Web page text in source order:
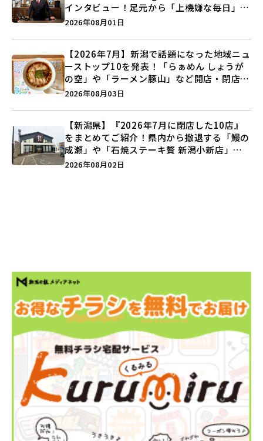
インタビュー！足元から「上機嫌な毎日」を
つくる装いの提案とは？
2026年08月01日
【2026年7月】新潟で話題になった地域ニュ
ーストップ10を発表！「らぁめん しょうが
の空」や「ラーメン豚山」など開店・閉店の
注目記事をランキングでご紹介♪
2026年08月03日
【新潟県】『2026年7月に閉店した10店』
をまとめてご紹介！県内から撤退する「鰻の
成瀬」や「石焼ステーキ贅 新潟小新店」が
営業に幕…。
2026年08月02日